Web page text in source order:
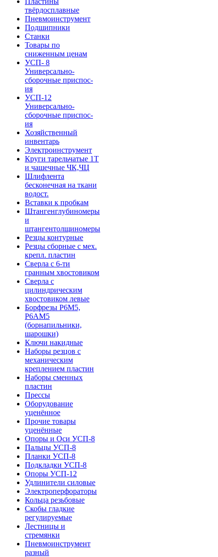
твёрдосплавные
Пневмоинструмент
Подшипники
Станки
Товары по
сниженным ценам
УСП- 8
Универсально-
сборочные приспос-
ия
УСП-12
Универсально-
сборочные приспос-
ия
Хозяйственный
инвентарь
Электроинструмент
Круги тарельчатые 1Т
и чашечные ЧК,ЧЦ
Шлифлента
бесконечная на ткани
водост.
Вставки к пробкам
Штангенглубиномеры
и
штангентолщиномеры
Резцы контурные
Резцы сборные с мех.
крепл. пластин
Сверла с 6-ти
гранным хвостовиком
Сверла с
цилиндрическим
хвостовиком левые
Борфрезы Р6М5,
Р6АМ5
(борнапильники,
шарошки)
Ключи накидные
Наборы резцов с
механическим
креплением пластин
Наборы сменных
пластин
Прессы
Оборудование
уценённое
Прочие товары
уценённые
Опоры и Оси УСП-8
Пальцы УСП-8
Планки УСП-8
Подкладки УСП-8
Опоры УСП-12
Удлинители силовые
Электроперфораторы
Кольца резьбовые
Скобы гладкие
регулируемые
Лестницы и
стремянки
Пневмоинструмент
разный